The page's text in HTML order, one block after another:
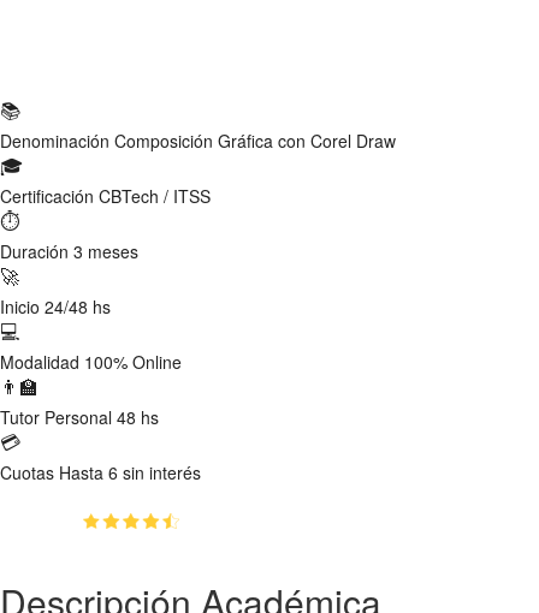
📚
Denominación Composición Gráfica con Corel Draw
🎓
Certificación CBTech / ITSS
⏱
Duración 3 meses
🚀
Inicio 24/48 hs
💻
Modalidad 100% Online
👨‍🏫
Tutor Personal 48 hs
💳
Cuotas Hasta 6 sin interés
Descripción Académica